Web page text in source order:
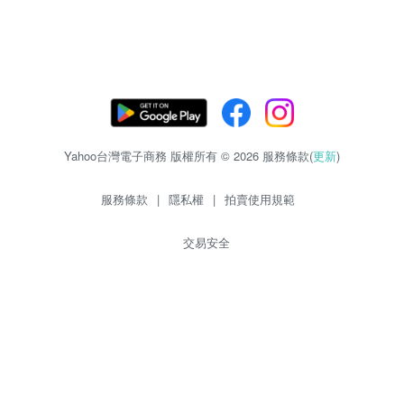
Yahoo台灣電子商務 版權所有 © 2026 服務條款(更新)
服務條款 | 隱私權 | 拍賣使用規範
交易安全